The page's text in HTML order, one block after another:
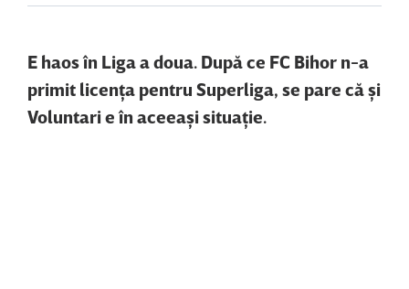
E haos în Liga a doua. După ce FC Bihor n-a
primit licenţa pentru Superliga, se pare că şi
Voluntari e în aceeaşi situaţie.